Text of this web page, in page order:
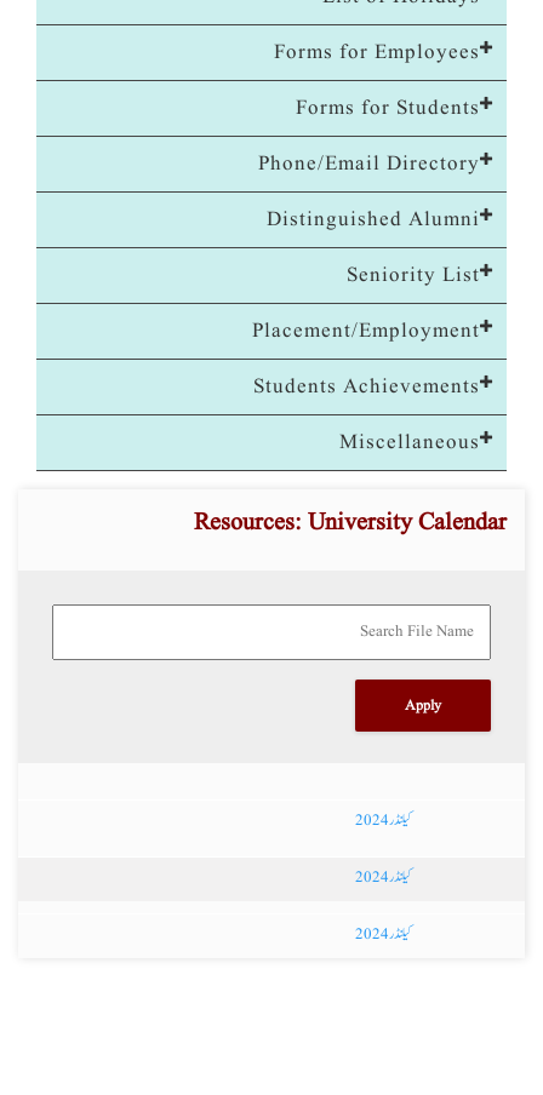
Forms for Employees
Forms for Students
Phone/Email Directory
Distinguished Alumni
Seniority List
Placement/Employment
Students Achievements
Miscellaneous
Resources: University Calendar
کیلنڈر 2024
کیلنڈر 2024
کیلنڈر 2024